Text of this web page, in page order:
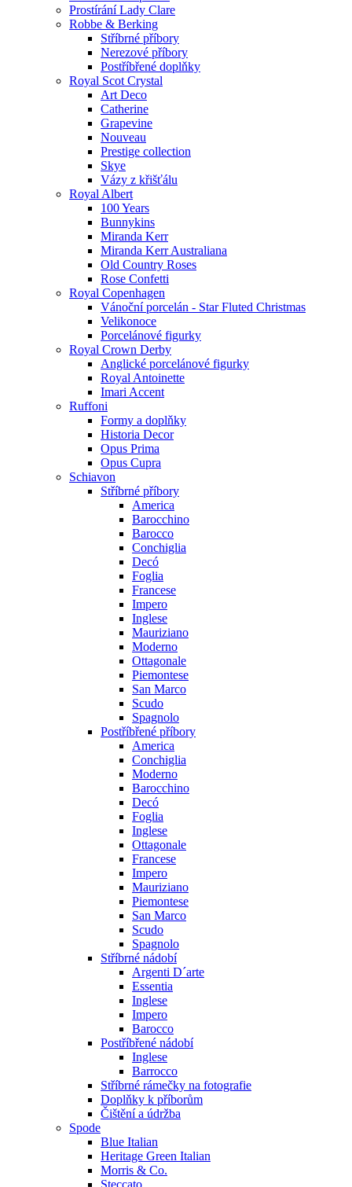
Prostírání Lady Clare
Robbe & Berking
Stříbrné příbory
Nerezové příbory
Postříbřené doplňky
Royal Scot Crystal
Art Deco
Catherine
Grapevine
Nouveau
Prestige collection
Skye
Vázy z křišťálu
Royal Albert
100 Years
Bunnykins
Miranda Kerr
Miranda Kerr Australiana
Old Country Roses
Rose Confetti
Royal Copenhagen
Vánoční porcelán - Star Fluted Christmas
Velikonoce
Porcelánové figurky
Royal Crown Derby
Anglické porcelánové figurky
Royal Antoinette
Imari Accent
Ruffoni
Formy a doplňky
Historia Decor
Opus Prima
Opus Cupra
Schiavon
Stříbrné příbory
America
Barocchino
Barocco
Conchiglia
Decó
Foglia
Francese
Impero
Inglese
Mauriziano
Moderno
Ottagonale
Piemontese
San Marco
Scudo
Spagnolo
Postříbřené příbory
America
Conchiglia
Moderno
Barocchino
Decó
Foglia
Inglese
Ottagonale
Francese
Impero
Mauriziano
Piemontese
San Marco
Scudo
Spagnolo
Stříbrné nádobí
Argenti D´arte
Essentia
Inglese
Impero
Barocco
Postříbřené nádobí
Inglese
Barrocco
Stříbrné rámečky na fotografie
Doplňky k příborům
Čištění a údržba
Spode
Blue Italian
Heritage Green Italian
Morris & Co.
Steccato